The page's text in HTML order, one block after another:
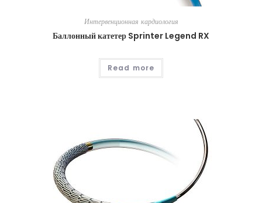
Интервенционная кардиология
Баллонный катетер Sprinter Legend RX
Read more